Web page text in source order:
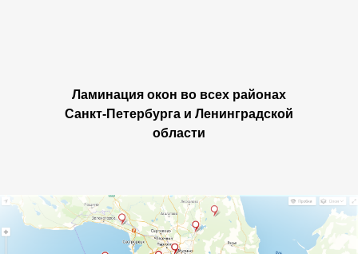
Ламинация окон во всех районах
Санкт-Петербурга и Ленинградской
области